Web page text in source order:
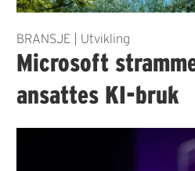
BRANSJE | Utvikling
Microsoft
ansattes KI-bruk